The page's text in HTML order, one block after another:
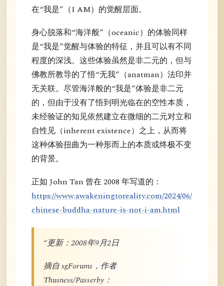
在“我是”（I AM）的觉醒层面。
身心脱落和“海洋般”（oceanic）的体验同样
是“我是”觉醒与体验的特征，并且可以有不同
程度的深浅。这些体验虽然是非二元的，但与
佛教所教导的了悟“无我”（anatman）法印并
无关联。尽管海洋般的“我是”体验是非二元
的，但由于没有了悟到明光临在的空性本质，
未经验证的知见依然建立在微细的二元对立和
自性见（inherent existence）之上，从而将
这种体验扭曲为一种形而上的本质或终极不变
的背景。
正如 John Tan 曾在 2008 年写道的：
https://www.awakeningtoreality.com/2024/06/
chinese-buddha-nature-is-not-i-am.html
“更新：2008年9月2日
摘自 sgForums，作者
Thusness/Passerby：